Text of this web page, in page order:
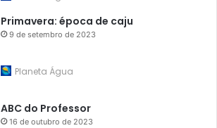
Primavera: época de caju
9 de setembro de 2023
Planeta Água
ABC do Professor
16 de outubro de 2023